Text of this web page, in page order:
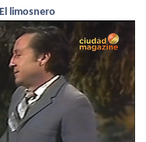
El limosnero